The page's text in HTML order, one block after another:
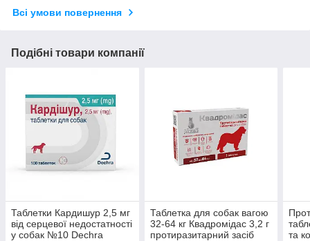
Всі умови повернення
Подібні товари компанії
Таблетки Кардишур 2,5 мг
від серцевої недостатності
у собак №10 Dechra
Таблетка для собак вагою
32-64 кг Квадромідас 3,2 г
протиразитарний засіб
та